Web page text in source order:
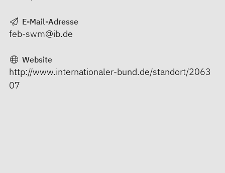
E-Mail-Adresse
feb-swm@ib.de
Website
http://www.internationaler-bund.de/standort/2063
07